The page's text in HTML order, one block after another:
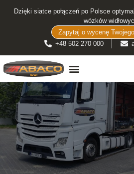
Dzięki siatce połączeń po Polsce
wózków
Zapytaj o wycenę
+48 502 270 000